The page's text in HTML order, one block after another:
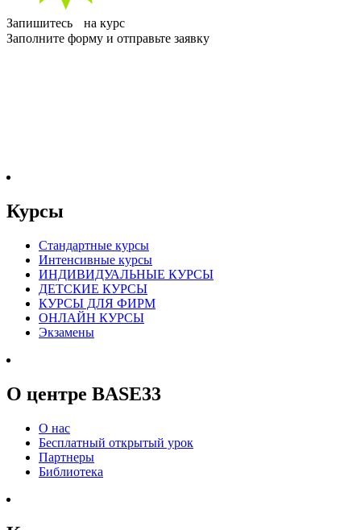
Запишитесь на курс
Заполните форму и отправьте заявку
Курсы
Стандартные курсы
Интенсивные курсы
ИНДИВИДУАЛЬНЫЕ КУРСЫ
ДЕТСКИЕ КУРСЫ
КУРСЫ ДЛЯ ФИРМ
ОНЛАЙН КУРСЫ
Экзамены
О центре BASE33
О нас
Бесплатный открытый урок
Партнеры
Библиотека